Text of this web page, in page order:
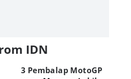
IDN
3 Pembalap MotoGP